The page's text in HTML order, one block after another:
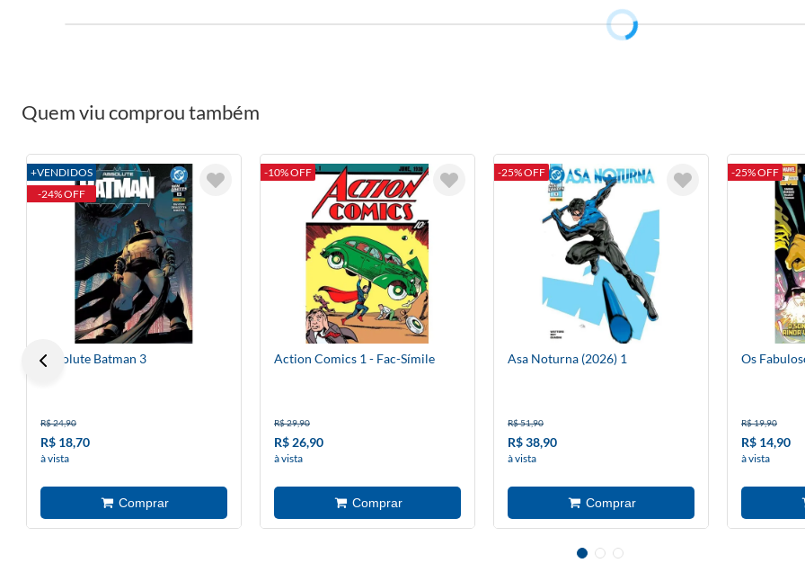
Quem viu comprou também
+VENDIDOS
-24% OFF
Absolute Batman 3
R$ 24,90
R$ 18,70
à vista
-10% OFF
Action Comics 1 - Fac-Símile
R$ 29,90
R$ 26,90
à vista
-25% OFF
Asa Noturna (2026) 1
R$ 51,90
R$ 38,90
à vista
-25% OFF
Os
R$ 19,90
R$ 14,90
à vista